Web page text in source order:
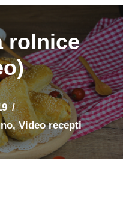
rolnice
,Video recepti